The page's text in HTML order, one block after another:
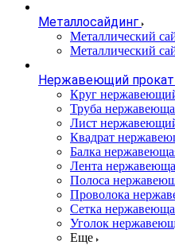
Металлосайдинг
Металлический
Металлический
Нержавеющий прокат
Круг
Труба
Лист
Квадрат
Балка
Лента
Полоса
Проволока
Сетка
Уголок
Еще